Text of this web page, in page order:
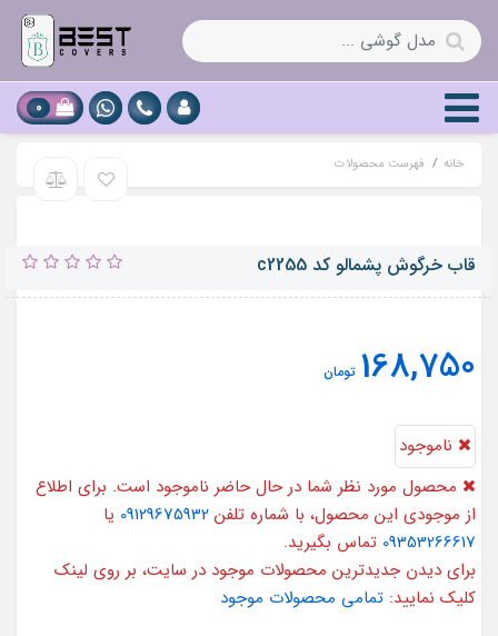
0
خانه فهرست محصولات
قاب خرگوش پشمالو کد c2255
168,750 تومان
ناموجود
محصول مورد نظر شما در حال حاضر ناموجود است. برای اطلاع
از موجودی این محصول، با شماره تلفن 09129675932 یا
09353266617 تماس بگیرید.
برای دیدن جدیدترین محصولات موجود در سایت، بر روی لینک
کلیک نمایید: تمامی محصولات موجود